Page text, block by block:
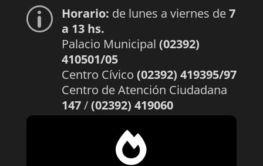
p Horario: de lunes a viernes de7
a 13 hs.
Palacio Municipal (02392)
410501/05
Centro Cívico (02392) 419395/97
Centro de Atención Ciudadana
147/(02392) 419060
